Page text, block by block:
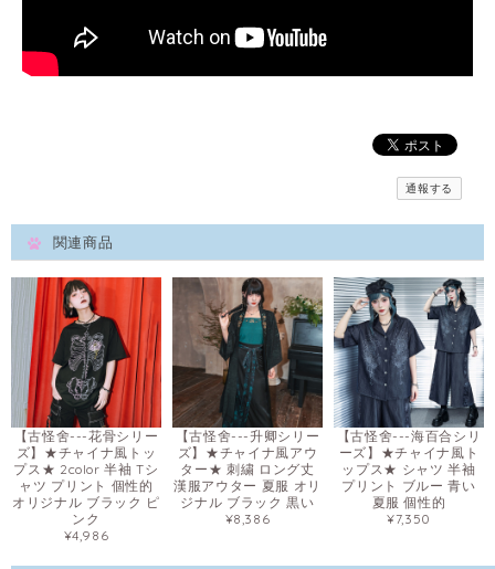
通報する
関連商品
【古怪舍---花骨シリー
ズ】★チャイナ風トッ
プス★ 2color 半袖 Tシ
ャツ プリント 個性的
オリジナル ブラック ピ
ンク
¥4,986
【古怪舍---升卿シリー
ズ】★チャイナ風アウ
ター★ 刺繍 ロング丈
漢服アウター 夏服 オリ
ジナル ブラック 黒い
¥8,386
【古怪舍---海百合シリ
ーズ】★チャイナ風ト
ップス★ シャツ 半袖
プリント ブルー 青い
夏服 個性的
¥7,350